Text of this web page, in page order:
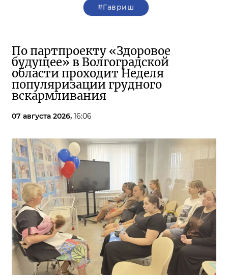
#Гавриш
По партпроекту «Здоровое
будущее» в Волгоградской
области проходит Неделя
популяризации грудного
вскармливания
07 августа 2026, 16:06